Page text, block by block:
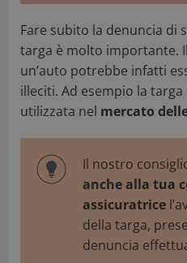
Fare subito la denuncia
targa è molto importante.
un’auto potrebbe infatti
illeciti. Ad esempio la
utilizzata nel mercato
Il nostro
anche alla tua
assicuratrice
della targa,
denuncia